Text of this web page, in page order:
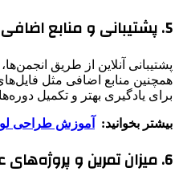
5. پشتیبانی و منابع اضافی
پشتیبانی آنلاین از طریق
همچنین منابع اضافی مثل
برای یادگیری بهتر و تکمیل
بیشتر بخوانید: آموزش طراحی
6. میزان تمرین و پروژه‌های عملی